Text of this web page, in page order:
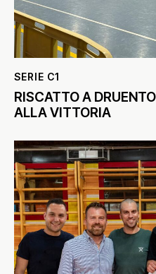
SERIE C1
RISCATTO A
ALLA VITTORIA